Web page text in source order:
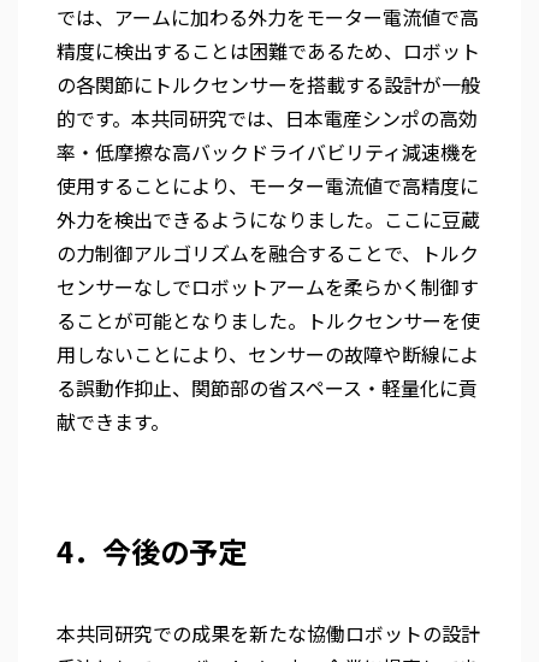
では、アームに加わる外力をモーター電流値で高
精度に検出することは困難であるため、ロボット
の各関節にトルクセンサーを搭載する設計が一般
的です。本共同研究では、日本電産シンポの高効
率・低摩擦な高バックドライバビリティ減速機を
使用することにより、モーター電流値で高精度に
外力を検出できるようになりました。ここに豆蔵
の力制御アルゴリズムを融合することで、トルク
センサーなしでロボットアームを柔らかく制御す
ることが可能となりました。トルクセンサーを使
用しないことにより、センサーの故障や断線によ
る誤動作抑止、関節部の省スペース・軽量化に貢
献できます。
4．今後の予定
本共同研究での成果を新たな協働ロボットの設計